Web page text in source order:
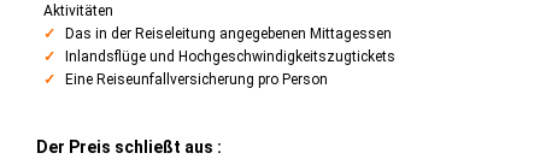
Aktivitäten
Das in der Reiseleitung angegebenen Mittagessen
Inlandsflüge und Hochgeschwindigkeitszugtickets
Eine Reiseunfallversicherung pro Person
Der Preis schließt aus :